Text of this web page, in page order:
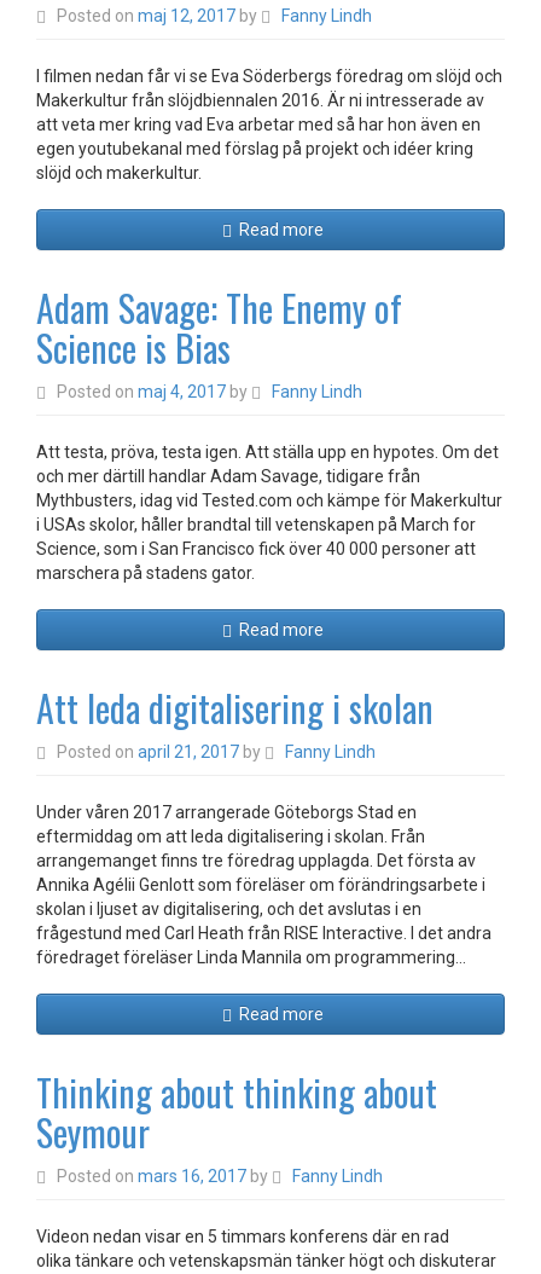
Posted on maj 12, 2017 by Fanny Lindh
I filmen nedan får vi se Eva Söderbergs föredrag om slöjd och
Makerkultur från slöjdbiennalen 2016. Är ni intresserade av
att veta mer kring vad Eva arbetar med så har hon även en
egen youtubekanal med förslag på projekt och idéer kring
slöjd och makerkultur.
Read more
Adam Savage: The Enemy of
Science is Bias
Posted on maj 4, 2017 by Fanny Lindh
Att testa, pröva, testa igen. Att ställa upp en hypotes. Om det
och mer därtill handlar Adam Savage, tidigare från
Mythbusters, idag vid Tested.com och kämpe för Makerkultur
i USAs skolor, håller brandtal till vetenskapen på March for
Science, som i San Francisco fick över 40 000 personer att
marschera på stadens gator.
Read more
Att leda digitalisering i skolan
Posted on april 21, 2017 by Fanny Lindh
Under våren 2017 arrangerade Göteborgs Stad en
eftermiddag om att leda digitalisering i skolan. Från
arrangemanget finns tre föredrag upplagda. Det första av
Annika Agélii Genlott som föreläser om förändringsarbete i
skolan i ljuset av digitalisering, och det avslutas i en
frågestund med Carl Heath från RISE Interactive. I det andra
föredraget föreläser Linda Mannila om programmering…
Read more
Thinking about thinking about
Seymour
Posted on mars 16, 2017 by Fanny Lindh
Videon nedan visar en 5 timmars konferens där en rad
olika tänkare och vetenskapsmän tänker högt och diskuterar